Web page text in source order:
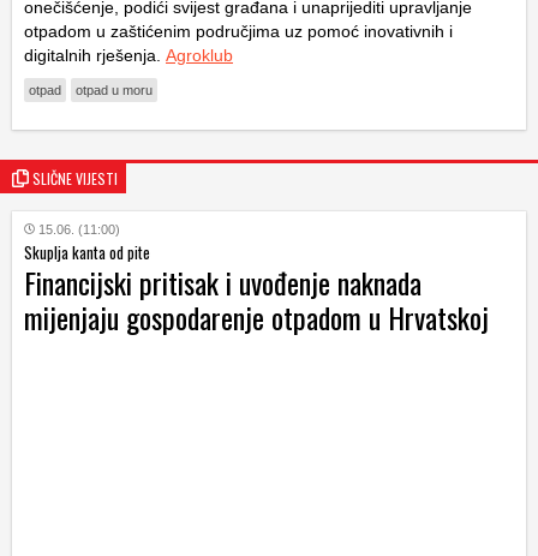
onečišćenje, podići svijest građana i unaprijediti upravljanje
otpadom u zaštićenim područjima uz pomoć inovativnih i
digitalnih rješenja. Agroklub
otpad otpad u moru
SLIČNE VIJESTI
15.06. (11:00)
Skuplja kanta od pite
Financijski pritisak i uvođenje naknada
mijenjaju gospodarenje otpadom u Hrvatskoj